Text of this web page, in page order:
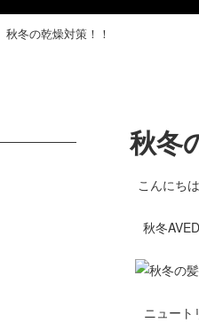
秋冬の乾燥対策！！
秋冬
こんにち
秋冬
ニュート